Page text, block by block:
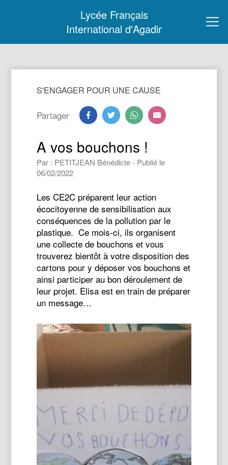
Lycée Français
International d'Agadir
S'ENGAGER POUR UNE CAUSE
Partager
A vos bouchons !
Par : PETITJEAN Bénédicte - Publié le
06/02/2022
Les CE2C préparent leur action
écocitoyenne de sensibilisation aux
conséquences de la pollution par le
plastique. Ce mois-ci, ils organisent
une collecte de bouchons et vous
trouverez bientôt à votre disposition des
cartons pour y déposer vos bouchons et
ainsi participer au bon déroulement de
leur projet. Elisa est en train de préparer
un message…